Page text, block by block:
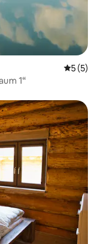
5 (5)
1“